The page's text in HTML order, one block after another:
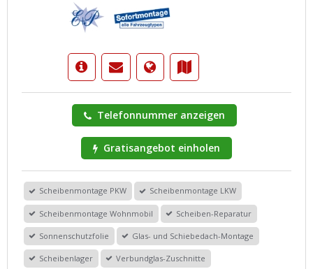
Telefonnummer anzeigen
Gratisangebot einholen
Scheibenmontage PKW Scheibenmontage LKW
Scheibenmontage Wohnmobil Scheiben-Reparatur
Sonnenschutzfolie Glas- und Schiebedach-Montage
Scheibenlager Verbundglas-Zuschnitte